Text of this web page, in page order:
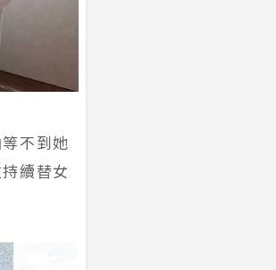
不到她
續替女